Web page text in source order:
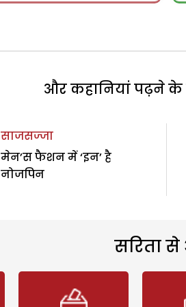
और कहानियां पढ़ने
साजसज्जा
मेन’स फैशन में ‘इन’ है
नोजपिन
सरिता